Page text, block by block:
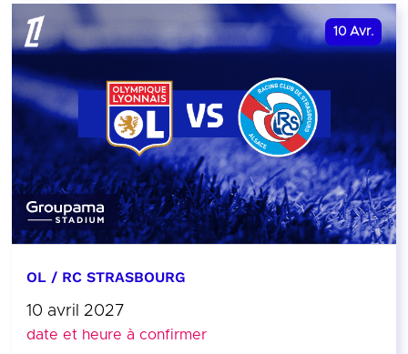
10 Avr.
OL / RC STRASBOURG
10 avril 2027
date et heure à confirmer